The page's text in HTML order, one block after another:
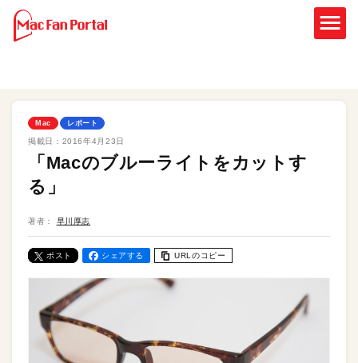
Mac レポート
掲載日： 2016年4月23日
「Macのブルーライトをカットす
る」
著者： 早川厚志
ポスト シェアする URLのコピー